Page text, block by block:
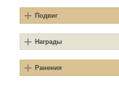
Подвиг
Награды
Ранения